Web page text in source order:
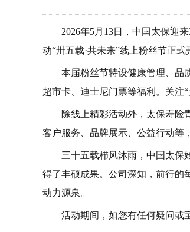
2026年5月13日，中国太保迎
动“卅五载·共未来”线上粉丝节正
本届粉丝节特设健康管理、品
超市卡、迪士尼门票等福利。关注
除线上精彩活动外，太保寿险
客户服务、品牌展示、公益行动等
三十五载栉风沐雨，中国太保
得了丰硕成果。公司深知，前行的
动力源泉。
活动期间，如您有任何疑问或